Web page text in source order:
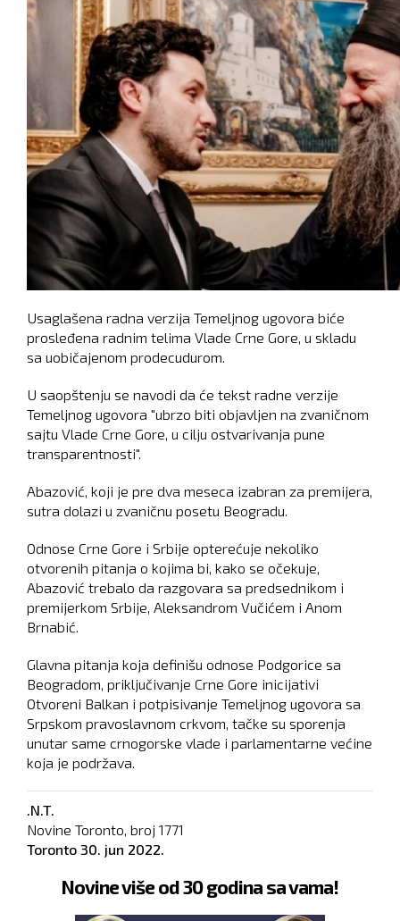
Usaglašena radna verzija Temeljnog ugovora biće
prosleđena radnim telima Vlade Crne Gore, u skladu
sa uobičajenom prodecudurom.
U saopštenju se navodi da će tekst radne verzije
Temeljnog ugovora "ubrzo biti objavljen na zvaničnom
sajtu Vlade Crne Gore, u cilju ostvarivanja pune
transparentnosti".
Abazović, koji je pre dva meseca izabran za premijera,
sutra dolazi u zvaničnu posetu Beogradu.
Odnose Crne Gore i Srbije opterećuje nekoliko
otvorenih pitanja o kojima bi, kako se očekuje,
Abazović trebalo da razgovara sa predsednikom i
premijerkom Srbije, Aleksandrom Vučićem i Anom
Brnabić.
Glavna pitanja koja definišu odnose Podgorice sa
Beogradom, priključivanje Crne Gore inicijativi
Otvoreni Balkan i potpisivanje Temeljnog ugovora sa
Srpskom pravoslavnom crkvom, tačke su sporenja
unutar same crnogorske vlade i parlamentarne većine
koja je podržava.
.N.T.
Novine Toronto, broj 1771
Toronto 30. jun 2022.
Novine više od 30 godina sa vama!